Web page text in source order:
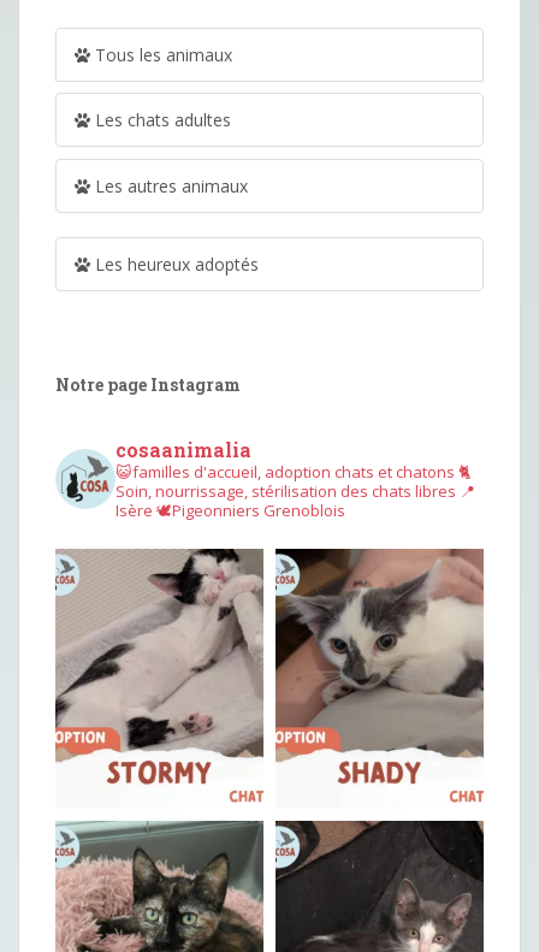
Tous les animaux
Les chats adultes
Les autres animaux
Les heureux adoptés
Notre page Instagram
cosaanimalia
😺familles d'accueil, adoption chats et chatons 🐈
Soin, nourrissage, stérilisation des chats libres 📍
Isère 🕊︎Pigeonniers Grenoblois